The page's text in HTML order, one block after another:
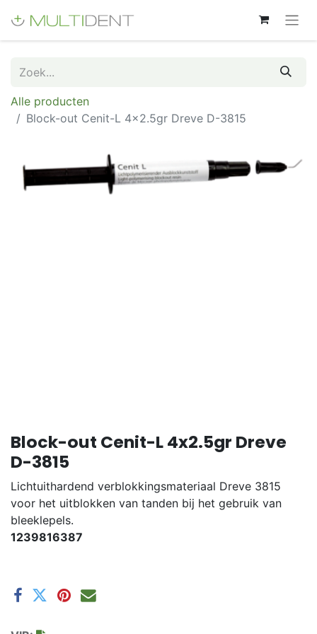
Alle producten
Block-out Cenit-L 4x2.5gr Dreve D-3815
Block-out Cenit-L 4x2.5gr Dreve
D-3815
Lichtuithardend verblokkingsmateriaal Dreve 3815
voor het uitblokken van tanden bij het gebruik van
bleeklepels.
1239816387